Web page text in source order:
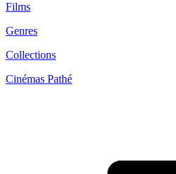
Films
Genres
Collections
Cinémas Pathé